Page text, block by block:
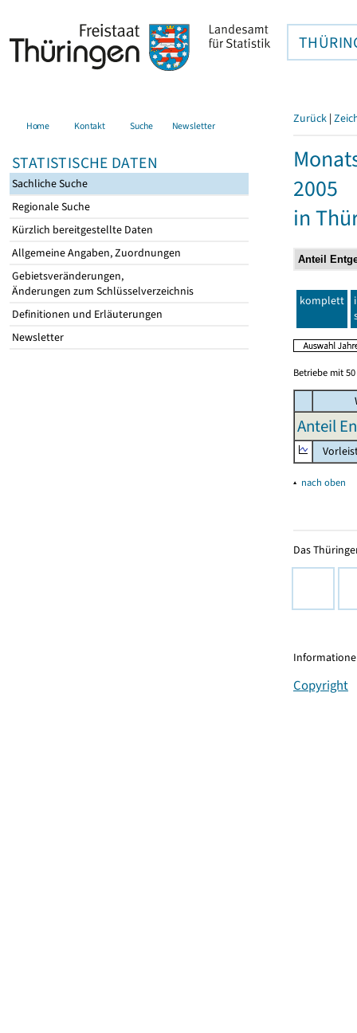
Home Kontakt Suche Newsletter
STATISTISCHE DATEN
Sachliche Suche
Regionale Suche
Kürzlich bereitgestellte Daten
Allgemeine Angaben, Zuordnungen
Gebietsveränderungen,
Änderungen zum Schlüsselverzeichnis
Definitionen und Erläuterungen
Newsletter
Zurück |
2005
in
komplett
Betriebe mit
Anteil
▴ nach oben
Das
Copyright